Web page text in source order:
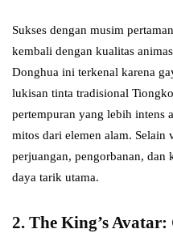
Sukses dengan musim
kembali dengan kualitas
Donghua ini terkenal karena
lukisan tinta tradisional
pertempuran yang lebih intens
mitos dari elemen alam. Selain
perjuangan, pengorbanan, dan
daya tarik utama.
2. The King’s